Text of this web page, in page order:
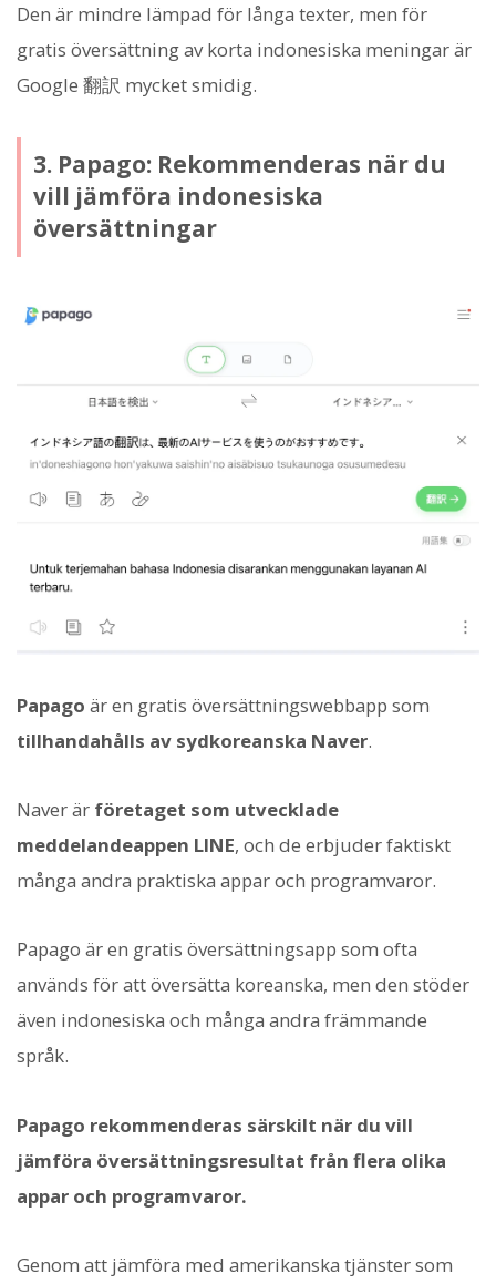
Den är mindre lämpad för långa texter, men för
gratis översättning av korta indonesiska meningar är
Google 翻訳 mycket smidig.
3. Papago: Rekommenderas när du
vill jämföra indonesiska
översättningar
Papago är en gratis översättningswebbapp som
tillhandahålls av sydkoreanska Naver.
Naver är företaget som utvecklade
meddelandeappen LINE, och de erbjuder faktiskt
många andra praktiska appar och programvaror.
Papago är en gratis översättningsapp som ofta
används för att översätta koreanska, men den stöder
även indonesiska och många andra främmande
språk.
Papago rekommenderas särskilt när du vill
jämföra översättningsresultat från flera olika
appar och programvaror.
Genom att jämföra med amerikanska tjänster som